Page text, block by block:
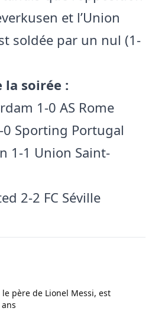
et l’Union
soldée par un nul (1-
la soirée :
1-0 AS Rome
0 Sporting Portugal
1-1 Union Saint-
2-2 FC Séville
le père de Lionel Messi, est